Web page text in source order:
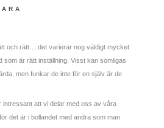
och rätt… det varierar nog väldigt mycket
som är rätt inställning. Visst kan somligas
men funkar de inte för en själv är de
intressant att vi delar med oss av våra
det är i bollandet med andra som man